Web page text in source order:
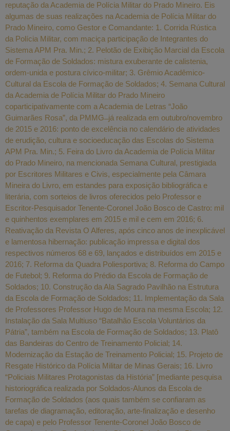
reputação da Academia de Polícia Militar do Prado Mineiro. Eis
algumas de suas realizações na Academia de Polícia Militar do
Prado Mineiro, como Gestor e Comandante: 1. Corrida Rústica
da Polícia Militar, com maciça participação de Integrantes do
Sistema APM Pra. Min.; 2. Pelotão de Exibição Marcial da Escola
de Formação de Soldados: mistura exuberante de calistenia,
ordem-unida e postura cívico-militar; 3. Grêmio Acadêmico-
Cultural da Escola de Formação de Soldados; 4. Semana Cultural
da Academia de Polícia Militar do Prado Mineiro
coparticipativamente com a Academia de Letras “João
Guimarães Rosa”, da PMMG ̶ já realizada em outubro/novembro
de 2015 e 2016: ponto de excelência no calendário de atividades
de erudição, cultura e socioeducação das Escolas do Sistema
APM Pra. Min.; 5. Feira do Livro da Academia de Polícia Militar
do Prado Mineiro, na mencionada Semana Cultural, prestigiada
por Escritores Militares e Civis, especialmente pela Câmara
Mineira do Livro, em estandes para exposição bibliográfica e
literária, com sorteios de livros oferecidos pelo Professor e
Escritor-Pesquisador Tenente-Coronel João Bosco de Castro: mil
e quinhentos exemplares em 2015 e mil e cem em 2016; 6.
Reativação da Revista O Alferes, após cinco anos de inexplicável
e lamentosa hibernação: publicação impressa e digital dos
respectivos números 68 e 69, lançados e distribuídos em 2015 e
2016; 7. Reforma da Quadra Poliesportiva; 8. Reforma do Campo
de Futebol; 9. Reforma do Prédio da Escola de Formação de
Soldados; 10. Construção da Ala Sagrado Pavilhão na Estrutura
da Escola de Formação de Soldados; 11. Implementação da Sala
de Professores Professor Hugo de Moura na mesma Escola; 12.
Instalação da Sala Multiuso “Batalhão Escola Voluntários da
Pátria”, também na Escola de Formação de Soldados; 13. Platô
das Bandeiras do Centro de Treinamento Policial; 14.
Modernização da Estação de Treinamento Policial; 15. Projeto de
Resgate Histórico da Polícia Militar de Minas Gerais; 16. Livro
“Policiais Militares Protagonistas da História” [mediante pesquisa
historiográfica realizada por Soldados-Alunos da Escola de
Formação de Soldados (aos quais também se confiaram as
tarefas de diagramação, editoração, arte-finalização e desenho
de capa) e pelo Professor Tenente-Coronel João Bosco de